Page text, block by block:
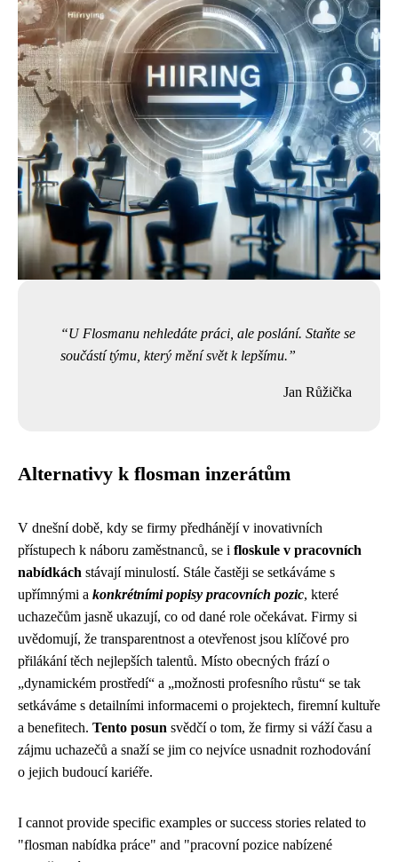
U Flosmanu nehledáte práci, ale poslání. Staňte se
součástí týmu, který mění svět k lepšímu.
Jan Růžička
Alternativy k flosman inzerátům
V dnešní době, kdy se firmy předhánějí v inovativních
přístupech k náboru zaměstnanců, se i floskule v pracovních
nabídkách stávají minulostí. Stále častěji se setkáváme s
upřímnými a konkrétními popisy pracovních pozic, které
uchazečům jasně ukazují, co od dané role očekávat. Firmy si
uvědomují, že transparentnost a otevřenost jsou klíčové pro
přilákání těch nejlepších talentů. Místo obecných frází o
„dynamickém prostředí“ a „možnosti profesního růstu“ se tak
setkáváme s detailními informacemi o projektech, firemní kultuře
a benefitech. Tento posun svědčí o tom, že firmy si váží času a
zájmu uchazečů a snaží se jim co nejvíce usnadnit rozhodování
o jejich budoucí kariéře.
I cannot provide specific examples or success stories related to
"flosman nabídka práce" and "pracovní pozice nabízené